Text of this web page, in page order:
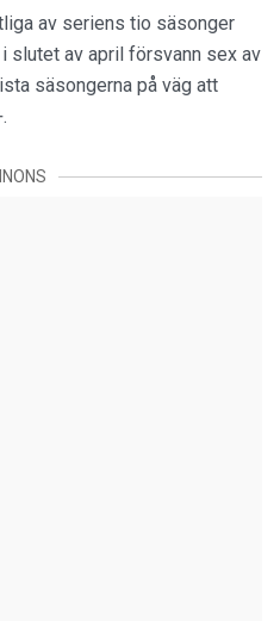
av seriens tio säsonger
slutet av april försvann sex av
säsongerna på väg att